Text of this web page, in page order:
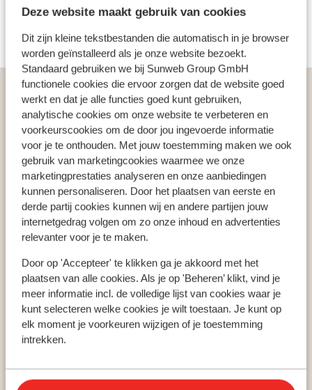
Deze website maakt gebruik van cookies
Dit zijn kleine tekstbestanden die automatisch in je browser
worden geïnstalleerd als je onze website bezoekt.
Standaard gebruiken we bij Sunweb Group GmbH
functionele cookies die ervoor zorgen dat de website goed
werkt en dat je alle functies goed kunt gebruiken,
analytische cookies om onze website te verbeteren en
voorkeurscookies om de door jou ingevoerde informatie
voor je te onthouden. Met jouw toestemming maken we ook
gebruik van marketingcookies waarmee we onze
marketingprestaties analyseren en onze aanbiedingen
kunnen personaliseren. Door het plaatsen van eerste en
derde partij cookies kunnen wij en andere partijen jouw
internetgedrag volgen om zo onze inhoud en advertenties
relevanter voor je te maken.
Door op 'Accepteer' te klikken ga je akkoord met het
plaatsen van alle cookies. Als je op 'Beheren’ klikt, vind je
meer informatie incl. de volledige lijst van cookies waar je
kunt selecteren welke cookies je wilt toestaan. Je kunt op
elk moment je voorkeuren wijzigen of je toestemming
intrekken.
snelle liften makkelijk bereikbaar zijn. Of je nu voor het
hier zit je goed. De brede blauwe afdalingen zijn ideaal
voor gezinnen met kinderen, terwijl de steilere zwarte
pistes en funparks juist de meer ervaren
wintersporters uitdagen. Extra uniek: vanaf de top kun
je letterlijk in alle windrichtingen naar beneden skiën –
iets wat je maar op weinig plekken in Europa meemaakt!
Sneeuwplezier buiten de piste
Ook buiten de pistes is er in Idre Fjäll volop te beleven.
Maak een hondensledetocht door het stille
winterlandschap, ga langlaufen over de glooiende
loipes of trek de wildernis in op een sneeuwscooter. En
wie het liever rustig aan doet, geniet van de gezellige
cafés en restaurants in het knusse centrum van het
dorp. Sluit je dag af met een warme chocolademelk bij
het haardvuur of ontspan in de sauna van je
accommodatie. In Idre Fjäll draait alles om rust, natuur
en het ultieme wintergevoel – precies wat je nodig hebt
Populaire wintersportlanden
Oostenrijk
Frankrijk
Italië
Populaire wintersportbestemmingen
Gerlos
Mayrhofen
Populaire skigebieden
Zillertal